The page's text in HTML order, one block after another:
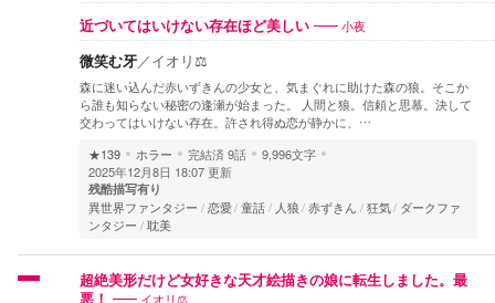
近づいてはいけない存在ほど美しい 小夜
微笑む牙／イオリ⚖️
森に迷い込んだ赤いずきんの少女と、気まぐれに助けた森の狼。そこか
ら誰も知らない秘密の逢瀬が始まった。 人間と狼。信頼と思慕。決して
交わってはいけない存在。許され得ぬ恋が静かに、…
★139
ホラー 完結済9話
9,996文字
2025年12月8日 18:07 更新
残酷描写有り
異世界ファンタジー 恋愛 童話 人狼 赤ずきん 狂気 ダークファ
ンタジー
耽美
超絶美形だけど女好きな天才絵描きの娘に転生しました。最
悪！
イオリ⚖️